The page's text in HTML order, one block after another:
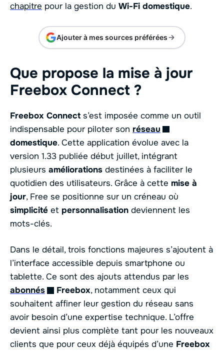
chapitre pour la gestion du Wi-Fi domestique.
Ajouter à mes sources préférées
Que propose la mise à jour
Freebox Connect ?
Freebox Connect s’est imposée comme un outil
indispensable pour piloter son réseau
domestique. Cette application évolue avec la
version 1.33 publiée début juillet, intégrant
plusieurs améliorations destinées à faciliter le
quotidien des utilisateurs. Grâce à cette mise à
jour, Free se positionne sur un créneau où
simplicité et personnalisation deviennent les
mots-clés.
Dans le détail, trois fonctions majeures s’ajoutent à
l’interface accessible depuis smartphone ou
tablette. Ce sont des ajouts attendus par les
abonnés
Freebox, notamment ceux qui
souhaitent affiner leur gestion du réseau sans
avoir besoin d’une expertise technique. L’offre
devient ainsi plus complète tant pour les nouveaux
clients que pour ceux déjà équipés d’une Freebox